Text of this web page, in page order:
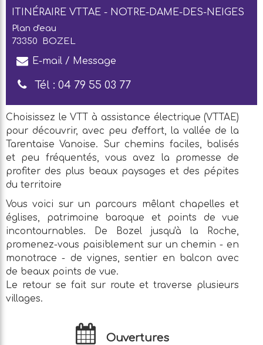
ITINÉRAIRE VTTAE - NOTRE-DAME-DES-NEIGES
Plan d'eau
73350
BOZEL
E-mail / Message
Tél : 04 79 55 03 77
Choisissez le VTT à assistance électrique (VTTAE)
pour découvrir, avec peu d'effort, la vallée de la
Tarentaise Vanoise. Sur chemins faciles, balisés
et peu fréquentés, vous avez la promesse de
profiter des plus beaux paysages et des pépites
du territoire
Vous voici sur un parcours mêlant chapelles et
églises, patrimoine baroque et points de vue
incontournables. De Bozel jusqu'à la Roche,
promenez-vous paisiblement sur un chemin - en
monotrace - de vignes, sentier en balcon avec
de beaux points de vue.
Le retour se fait sur route et traverse plusieurs
villages.
Ouvertures